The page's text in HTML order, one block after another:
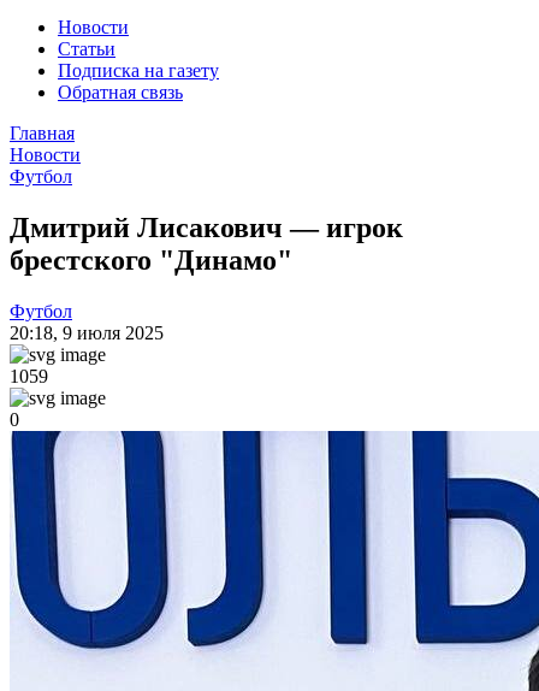
Новости
Статьи
Подписка на газету
Обратная связь
Главная
Новости
Футбол
Дмитрий Лисакович — игрок
брестского "Динамо"
Футбол
20:18, 9 июля 2025
1059
0